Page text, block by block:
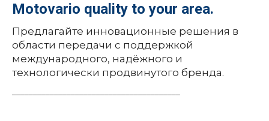
Motovario quality to your area.
Предлагайте инновационные решения в
области передачи с поддержкой
международного, надёжного и
технологически продвинутого бренда.